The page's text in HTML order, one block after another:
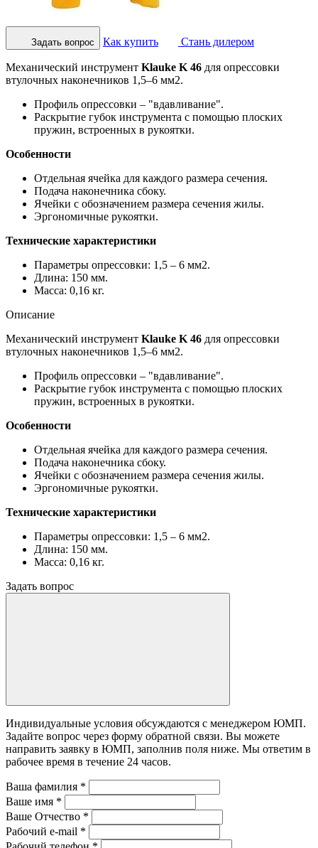
Задать вопрос Как купить Стань дилером
Механический инструмент Klauke K 46 для опрессовки
втулочных наконечников 1,5–6 мм2.
Профиль опрессовки – "вдавливание".
Раскрытие губок инструмента с помощью плоских
пружин, встроенных в рукоятки.
Особенности
Отдельная ячейка для каждого размера сечения.
Подача наконечника сбоку.
Ячейки с обозначением размера сечения жилы.
Эргономичные рукоятки.
Технические характеристики
Параметры опрессовки: 1,5 – 6 мм2.
Длина: 150 мм.
Масса: 0,16 кг.
Описание
Механический инструмент Klauke K 46 для опрессовки
втулочных наконечников 1,5–6 мм2.
Профиль опрессовки – "вдавливание".
Раскрытие губок инструмента с помощью плоских
пружин, встроенных в рукоятки.
Особенности
Отдельная ячейка для каждого размера сечения.
Подача наконечника сбоку.
Ячейки с обозначением размера сечения жилы.
Эргономичные рукоятки.
Технические характеристики
Параметры опрессовки: 1,5 – 6 мм2.
Длина: 150 мм.
Масса: 0,16 кг.
Задать вопрос
Индивидуальные условия обсуждаются с менеджером ЮМП.
Задайте вопрос через форму обратной связи. Вы можете
направить заявку в ЮМП, заполнив поля ниже. Mы ответим в
рабочее время в течение 24 часов.
Ваша фамилия *
Ваше имя *
Ваше Отчество *
Рабочий e-mail *